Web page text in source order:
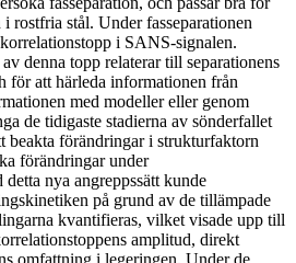
rostfria stål. Under fasseparationen
i SANS-signalen.
denna topp relaterar till separationens
för att härleda informationen från
med modeller eller genom
de tidigaste stadierna av sönderfallet
beakta förändringar i strukturfaktorn
förändringar under
nya angreppssätt kunde
på grund av de tillämpade
kvantifieras, vilket visade upp till
amplitud, direkt
omfattning i legeringen. Under de